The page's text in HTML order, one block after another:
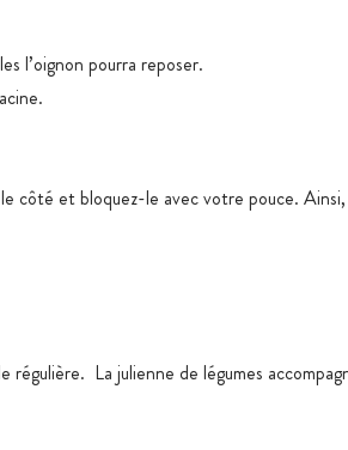
l’oignon pourra reposer.
côté et bloquez-le avec votre pouce.
La julienne de légumes